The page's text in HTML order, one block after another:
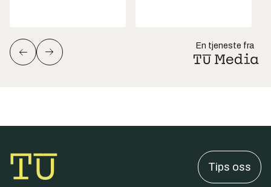
En tjeneste fra
Tips oss